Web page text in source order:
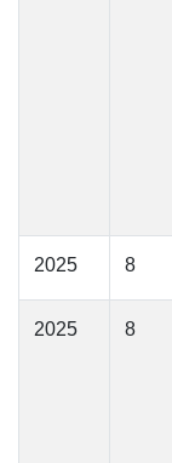
2025 8
2025 8